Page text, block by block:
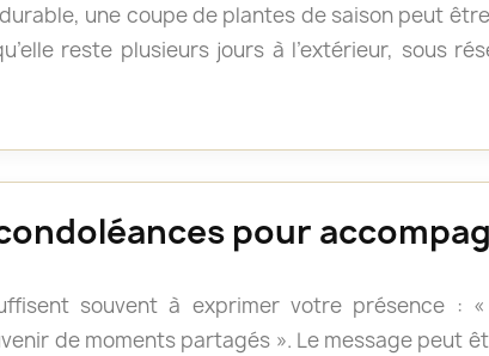
une coupe de plantes de saison peut
reste plusieurs jours à l’extérieur, sous
pour
souvent à exprimer votre présence :
de moments partagés ». Le message peut